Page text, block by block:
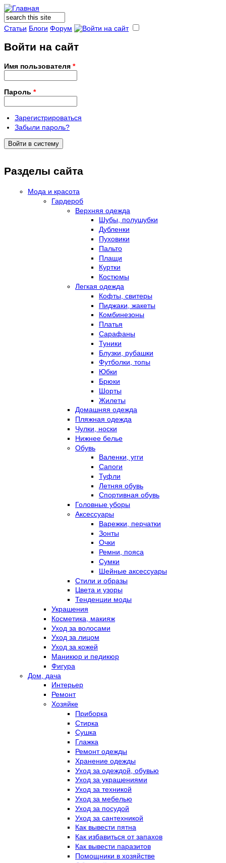
Форма поиска
Поиск
Статьи Блоги Форум
Войти на сайт
Имя пользователя *
Пароль *
Зарегистрироваться
Забыли пароль?
Разделы сайта
Мода и красота
Гардероб
Верхняя одежда
Шубы, полушубки
Дубленки
Пуховики
Пальто
Плащи
Куртки
Костюмы
Легкая одежда
Кофты, свитеры
Пиджаки, жакеты
Комбинезоны
Платья
Сарафаны
Туники
Блузки, рубашки
Футболки, топы
Юбки
Брюки
Шорты
Жилеты
Домашняя одежда
Пляжная одежда
Чулки, носки
Нижнее белье
Обувь
Валенки, угги
Сапоги
Туфли
Летняя обувь
Спортивная обувь
Головные уборы
Аксессуары
Варежки, перчатки
Зонты
Очки
Ремни, пояса
Сумки
Шейные аксессуары
Стили и образы
Цвета и узоры
Тенденции моды
Украшения
Косметика, макияж
Уход за волосами
Уход за лицом
Уход за кожей
Маникюр и педикюр
Фигура
Дом, дача
Интерьер
Ремонт
Хозяйке
Приборка
Стирка
Сушка
Глажка
Ремонт одежды
Хранение одежды
Уход за одеждой, обувью
Уход за украшениями
Уход за техникой
Уход за мебелью
Уход за посудой
Уход за сантехникой
Как вывести пятна
Как избавиться от запахов
Как вывести паразитов
Помощники в хозяйстве